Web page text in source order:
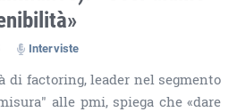
Interviste
di factoring, leader nel segmento
alle pmi, spiega che «dare